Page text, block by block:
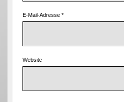
E-Mail-Adresse *
Website